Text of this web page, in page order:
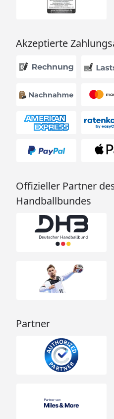
Akzeptierte
Offizieller Partner
Handballbundes
Partner